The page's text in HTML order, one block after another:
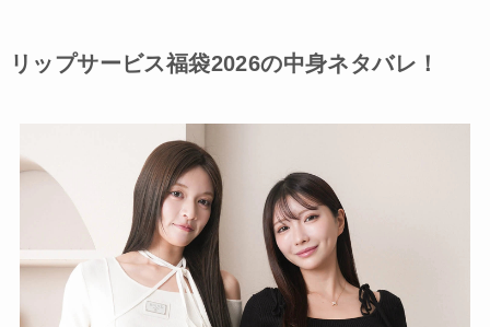
リップサービス福袋2026の中身ネタバレ！